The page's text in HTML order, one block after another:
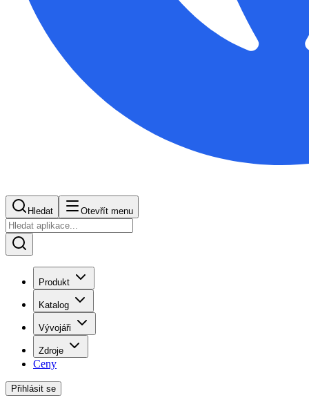
Hledat Otevřít menu
Produkt
Katalog
Vývojáři
Zdroje
Ceny
Přihlásit se